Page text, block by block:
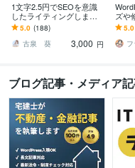
1文字2.5円でSEOを意識
したライティングします
プロのWEBライターがSE
O対策済みの記事を作成し
ます
5.0 (188)
古泉 葵
3,000 円
ズや
ブロ
アウ
しま
5.0
ブログ記事・メディア